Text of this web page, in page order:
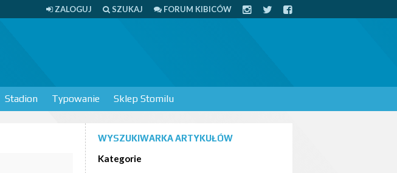
ZALOGUJ SZUKAJ FORUM KIBICÓW
Stadion Typowanie Sklep Stomilu
WYSZUKIWARKA ARTYKUŁÓW
Kategorie